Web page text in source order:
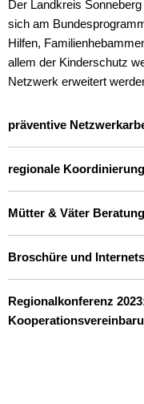
Der Landkreis Sonneberg
sich am
Hilfen,
allem der Kinderschutz
Netzwerk erweitert
präventive
regionale
Mütter & Väter Beratung
Broschüre und
Regionalkonferenz